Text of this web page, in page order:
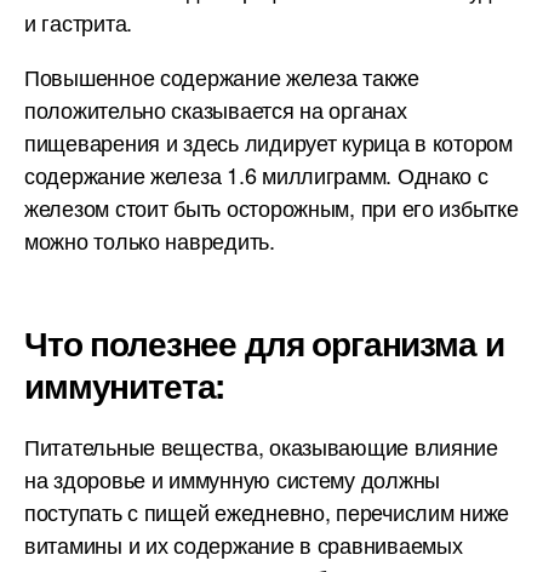
и гастрита.
Повышенное содержание железа также
положительно сказывается на органах
пищеварения и здесь лидирует курица в котором
содержание железа 1.6 миллиграмм. Однако с
железом стоит быть осторожным, при его избытке
можно только навредить.
Что полезнее для организма и
иммунитета:
Питательные вещества, оказывающие влияние
на здоровье и иммунную систему должны
поступать с пищей ежедневно, перечислим ниже
витамины и их содержание в сравниваемых